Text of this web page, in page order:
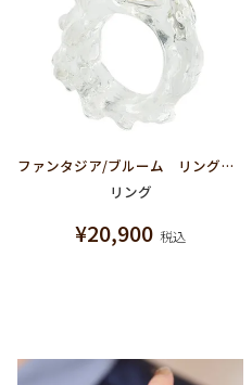
ファンタジア/ブルーム リング【ディズニー アクセサリー】
リング
¥20,900 税込